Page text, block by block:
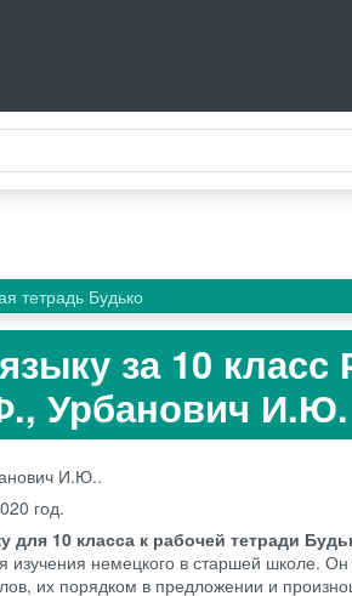
тетрадь Будько
за 10 класс
Урбанович И.Ю.
И.Ю..
год.
для 10 класса к рабочей тетради
изучения немецкого в старшей школе.
их порядком в предложении и